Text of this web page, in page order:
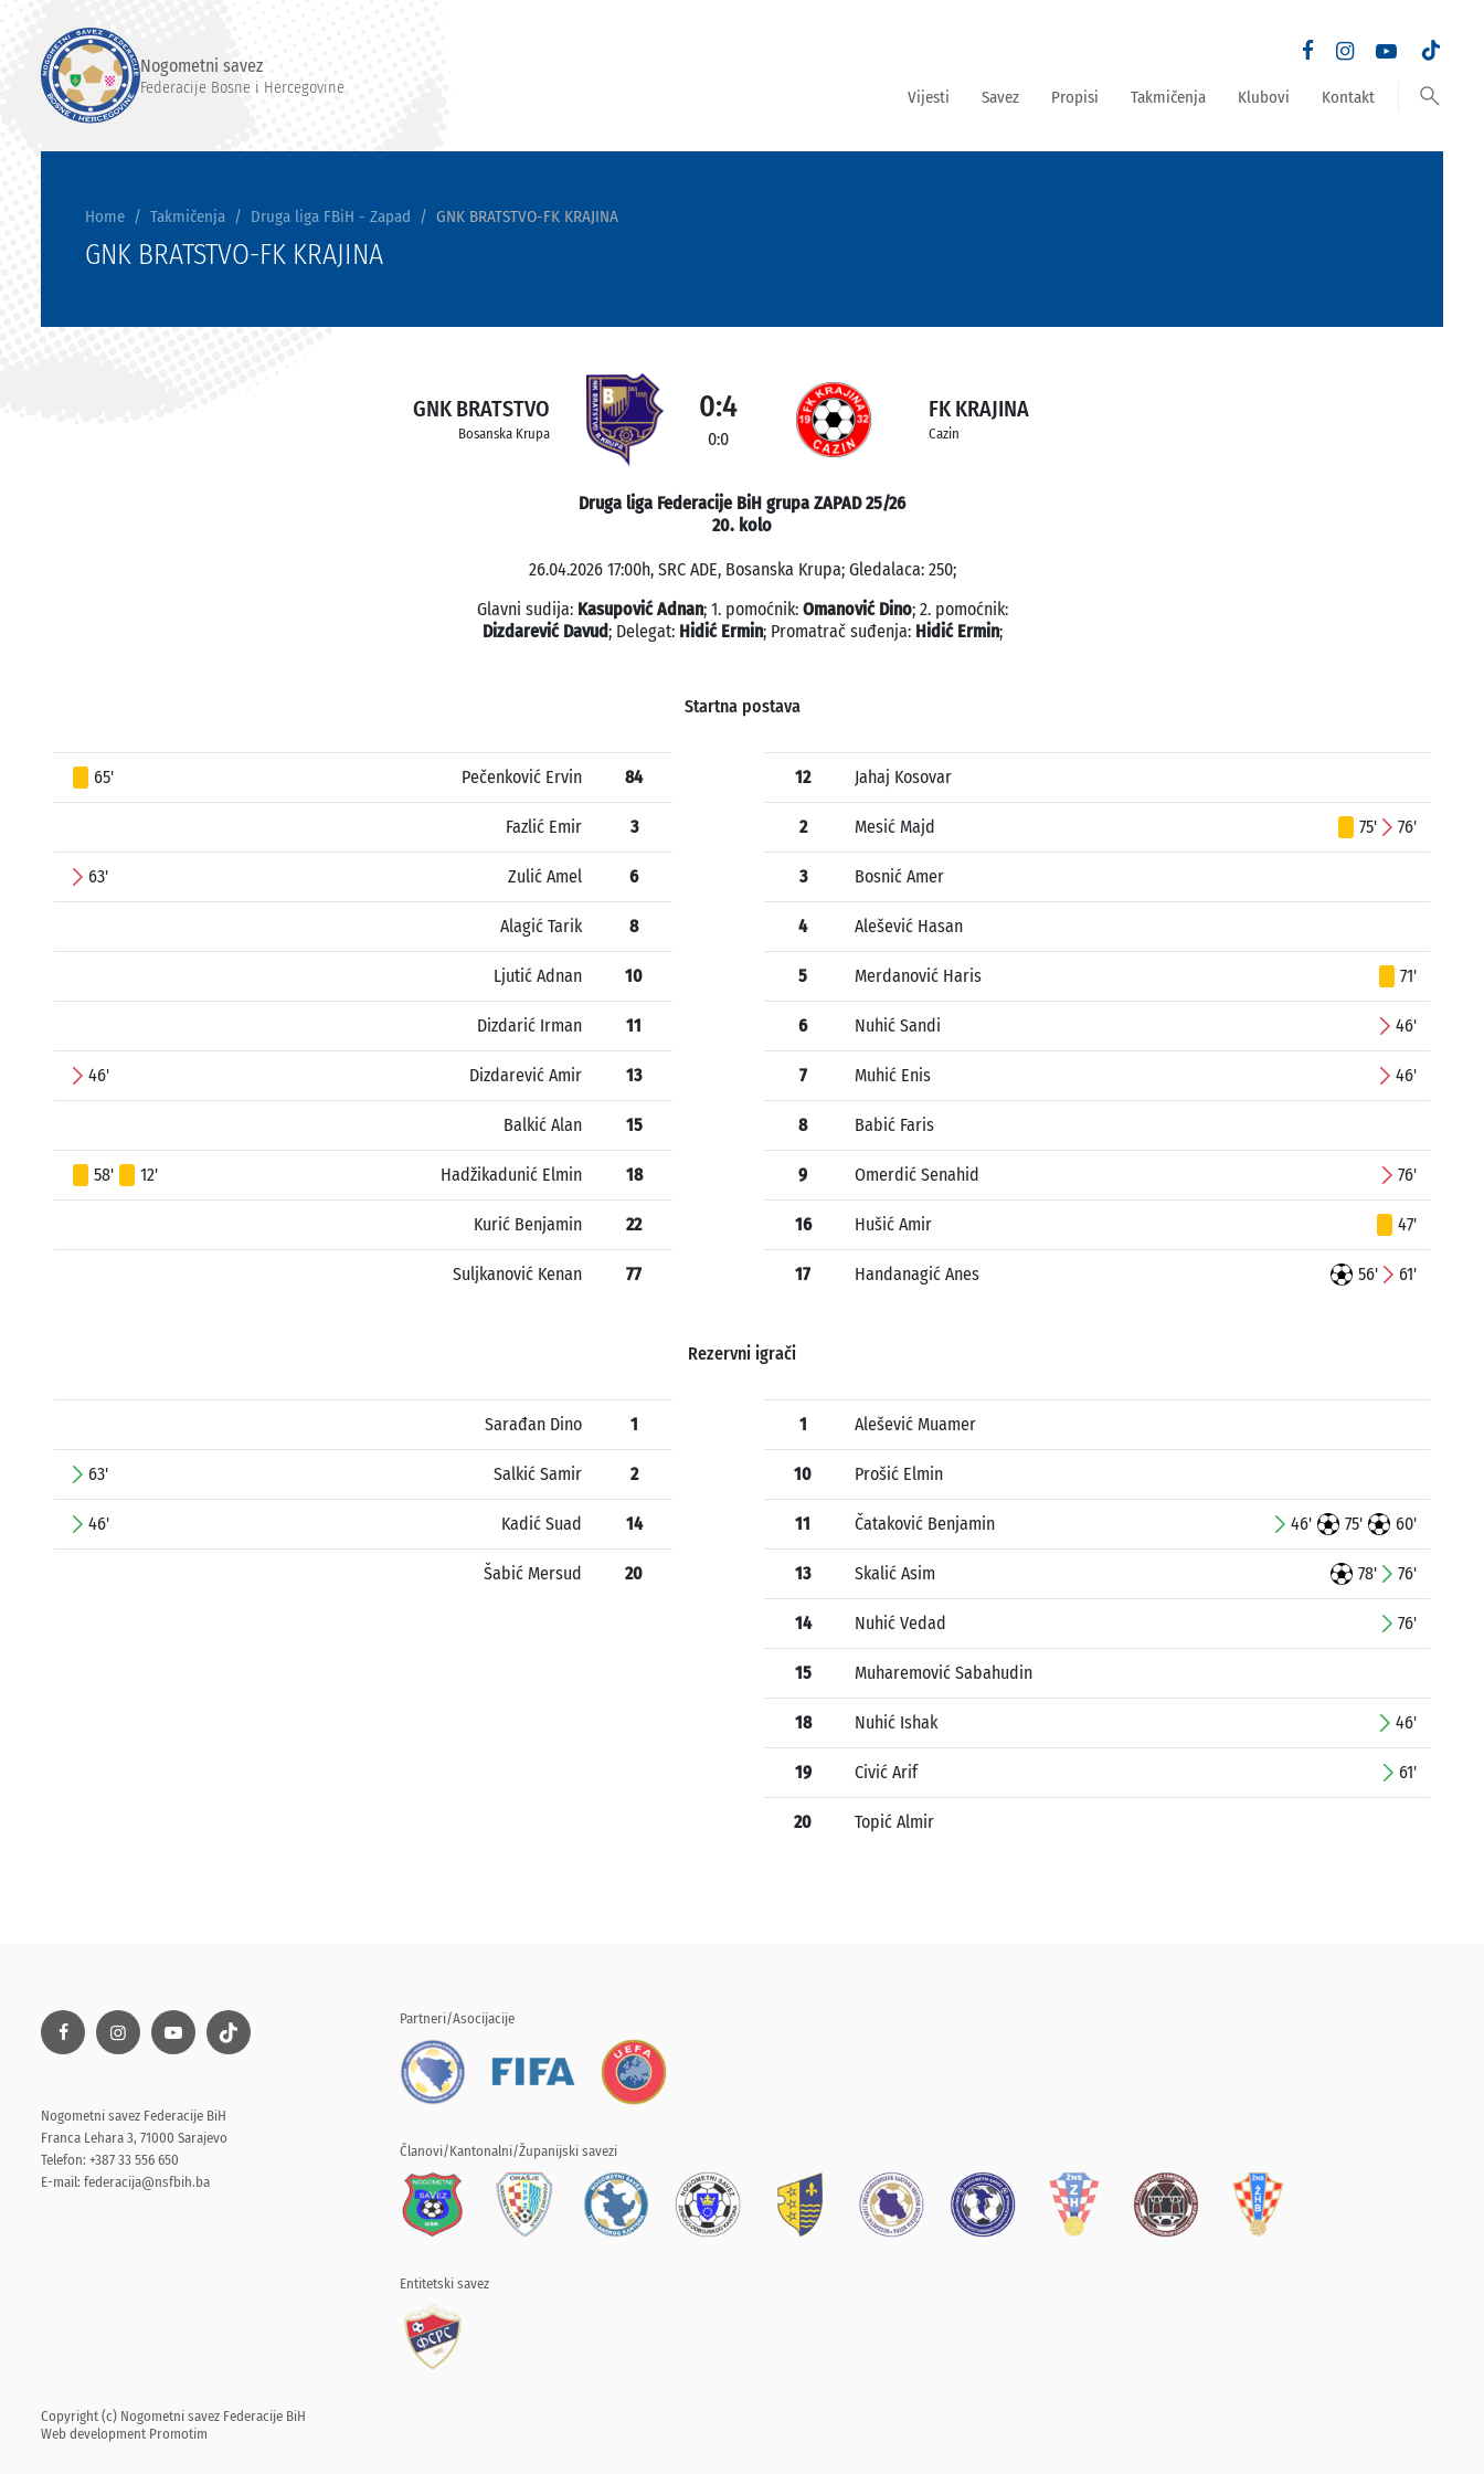
Nogometni savez
Federacije Bosne i Hercegovine Vijesti Savez Propisi Takmičenja Klubovi Kontakt search
Home Takmičenja Druga liga FBiH - Zapad GNK BRATSTVO-FK KRAJINA
GNK BRATSTVO-FK KRAJINA
GNK BRATSTVO
Bosanska Krupa
0:4
0:0
FK KRAJINA
Cazin
Druga liga Federacije BiH grupa ZAPAD 25/26
20. kolo
26.04.2026 17:00h, SRC ADE, Bosanska Krupa; Gledalaca: 250;
Glavni sudija: Kasupović Adnan; 1. pomoćnik: Omanović Dino; 2. pomoćnik:
Dizdarević Davud; Delegat: Hidić Ermin; Promatrač suđenja: Hidić Ermin;
Startna postava
65' Pečenković Ervin 84
Fazlić Emir 3
63' Zulić Amel 6
Alagić Tarik 8
Ljutić Adnan 10
Dizdarić Irman 11
46' Dizdarević Amir 13
Balkić Alan 15
58' 12' Hadžikadunić Elmin 18
Kurić Benjamin 22
Suljkanović Kenan 77
12 Jahaj Kosovar
2 Mesić Majd 75' 76'
3 Bosnić Amer
4 Alešević Hasan
5 Merdanović Haris 71'
6 Nuhić Sandi 46'
7 Muhić Enis 46'
8 Babić Faris
9 Omerdić Senahid 76'
16 Hušić Amir 47'
17 Handanagić Anes 56' 61'
Rezervni igrači
Sarađan Dino 1
63' Salkić Samir 2
46' Kadić Suad 14
Šabić Mersud 20
1 Alešević Muamer
10 Prošić Elmin
11 Čataković Benjamin 46' 75' 60'
13 Skalić Asim 78' 76'
14 Nuhić Vedad 76'
15 Muharemović Sabahudin
18 Nuhić Ishak 46'
19 Civić Arif 61'
20 Topić Almir
Nogometni savez Federacije BiH
Franca Lehara 3, 71000 Sarajevo
Telefon: +387 33 556 650
E-mail: federacija@nsfbih.ba
Partneri/Asocijacije
Članovi/Kantonalni/Županijski savezi
Entitetski savez
Copyright (c) Nogometni savez Federacije BiH
Web development Promotim